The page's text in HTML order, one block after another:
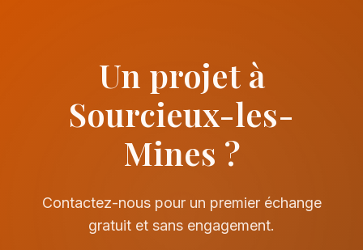
Un projet à
Sourcieux-les-
Mines ?
Contactez-nous pour un premier échange
gratuit et sans engagement.